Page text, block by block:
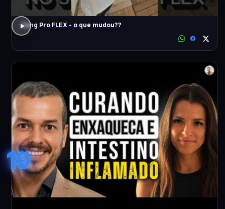
Song Pro FLEX - o que mudou??
19